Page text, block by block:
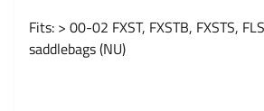
Fits: > 00-02 FXST, FXSTB, FXSTS,
saddlebags (NU)